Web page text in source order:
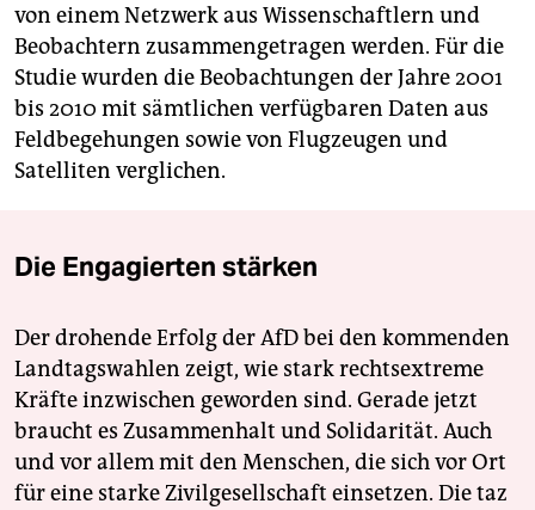
von einem Netzwerk aus Wissenschaftlern und
Beobachtern zusammengetragen werden. Für die
Studie wurden die Beobachtungen der Jahre 2001
bis 2010 mit sämtlichen verfügbaren Daten aus
Feldbegehungen sowie von Flugzeugen und
Satelliten verglichen.
Die Engagierten stärken
Der drohende Erfolg der AfD bei den kommenden
Landtagswahlen zeigt, wie stark rechtsextreme
Kräfte inzwischen geworden sind. Gerade jetzt
braucht es Zusammenhalt und Solidarität. Auch
und vor allem mit den Menschen, die sich vor Ort
für eine starke Zivilgesellschaft einsetzen. Die taz